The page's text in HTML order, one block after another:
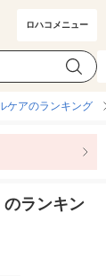
ロハコメニュー
カテゴリ選択
ケアのランキング
ランキン